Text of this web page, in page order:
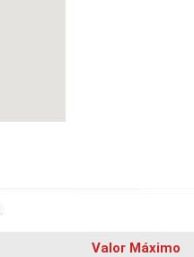
Valor Máximo